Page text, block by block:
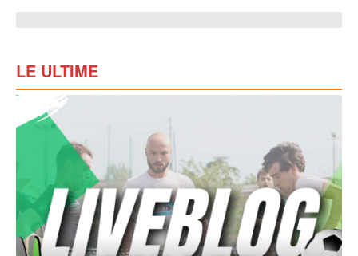
LE ULTIME